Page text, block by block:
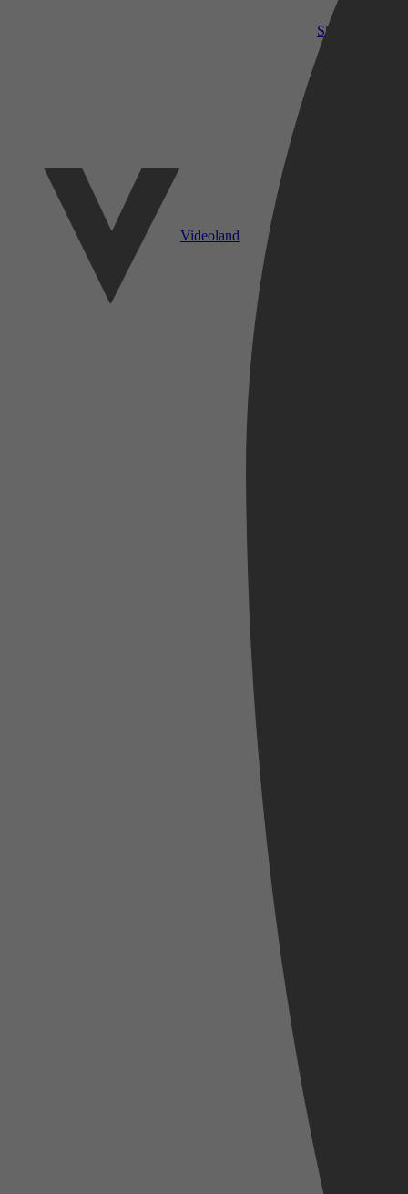
SkyShowtime
Videoland